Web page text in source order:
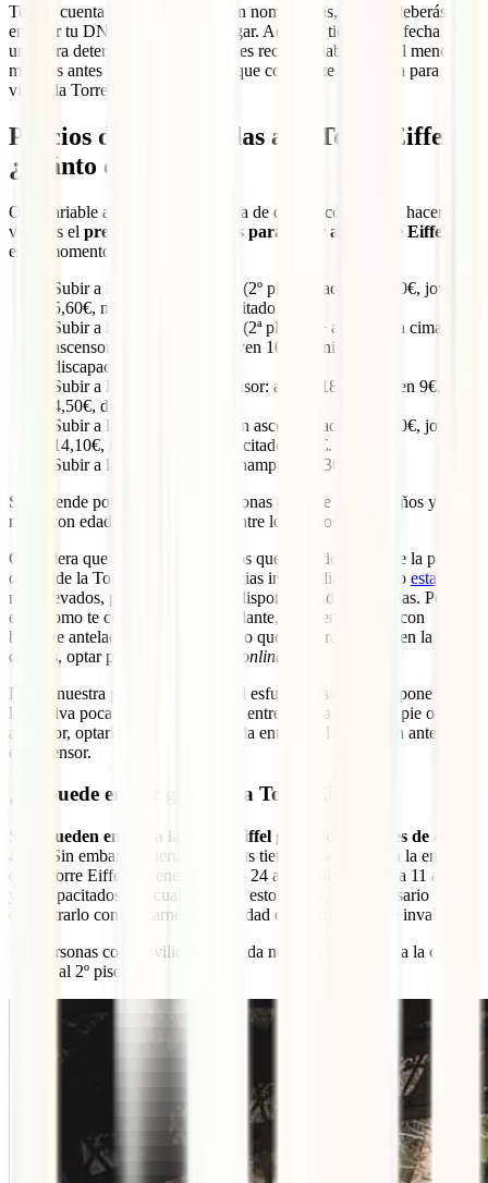
Ten en cuenta que las entradas son nominativas, así que deberás
enseñar tu DNI o pasaporte al llegar. Además, tienen una fecha y
una hora determinada, por lo que es recomendable estar al menos 15
minutos antes del horario para el que compraste la entrada para
visitar la Torre Eiffel.
Precios de las entradas a la Torre Eiffel,
¿cuánto cuestan?
Otra variable a considerar a la hora de decidir cómo vas a hacer tu
visita es el precio de las entradas para subir a la Torre Eiffel
estos momentos, son estos:
Subir a la Torre Eiffel a pie (2º planta): adulto 11,30€, joven
5,60€, niño 2,80€, discapacitado 2,80€.
Subir a la Torre Eiffel a pie (2ª planta) + acceso a la cima en
ascensor: adulto 21,50€, joven 10,70€, niño 5,40€,
discapacitado 5,40€.
Subir a la 2ª planta en ascensor: adulto 18,10€, joven 9€, niño
4,50€, discapacitado 4,50€.
Subir a la 3ª planta (cima) en ascensor: adulto 28,30€, joven
14,10€, niño 7,10€, discapacitado 7,10€.
Subir a la cima + copa de champán: 47,30€.
Se entiende por “joven” a las personas de entre 12 y 24 años y a los
niños con edades comprendidas entre los 4 y los 11 años.
Considera que estos precios son los que se obtienen desde la página
oficial de la Torre Eiffel. En agencias intermediarias como esta
más elevados, pero tienen mayor disponibilidad de entradas. Por
esto, como te contaremos más adelante, conviene revisar con
bastante antelación y, en caso de no quedar para la fecha en la que
quieres, optar por los de agencias
online
Desde nuestra perspectiva, dado el esfuerzo físico que supone y por
la relativa poca diferencia que hay entre subir a la cima a pie o en
ascensor, optaríamos por comprar la entrada a la cima con antelación
en ascensor.
¿Se puede entrar gratis a la Torre Eiffel?
Solo
pueden entrar a la Torre Eiffel gratis los menores de 4
años
. Sin embargo, ciertas personas tienen descuentos en la entrada
de la Torre Eiffel: jóvenes (de 12 a 24 años), niños (de 4 a 11 años)
y discapacitados. En cualquiera de estos casos, será necesario
demostrarlo con un carné de identidad o el justificante de invalidez.
Las personas con movilidad reducida no pueden acceder a la cima,
pero sí al 2º piso.